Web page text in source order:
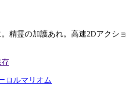
精霊の加護あれ。高速2Dアクショ